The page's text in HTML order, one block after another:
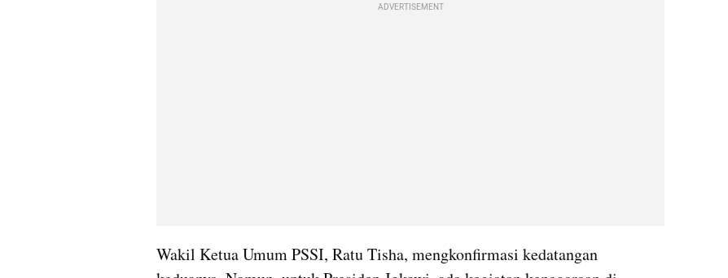
ADVERTISEMENT
Wakil Ketua Umum PSSI, Ratu Tisha, mengkonfirmasi kedatangan